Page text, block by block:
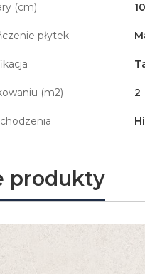
(cm)
płytek
(m2) 2
produkty